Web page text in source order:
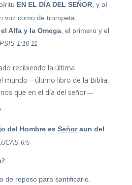
EN EL DÍA DEL SEÑOR, y oí
voz como de trompeta,
Alfa y la Omega, el primero y el
1:10-11
recibiendo la última
mundo—último libro de la Biblia,
que en el día del señor—
del Hombre es Señoraun del
6:5
de reposo para santificarlo.